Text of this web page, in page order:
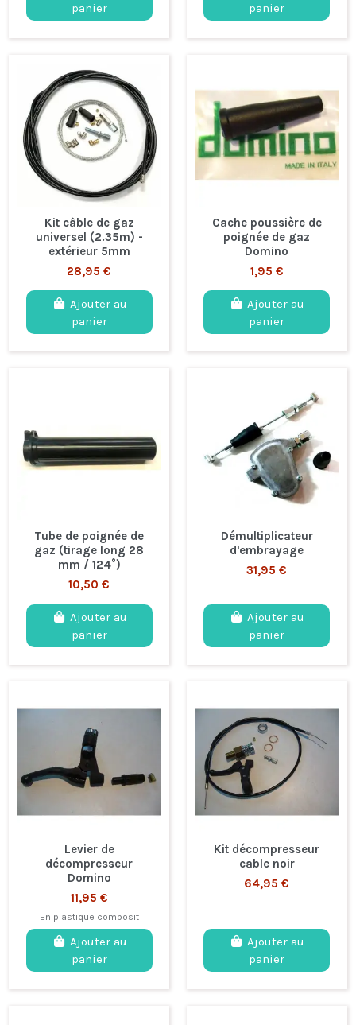
panier
panier
Kit câble de gaz
universel (2.35m) -
extérieur 5mm
28,95 €
Ajouter au
panier
Cache poussière de
poignée de gaz
Domino
1,95 €
Ajouter au
panier
Tube de poignée de
gaz (tirage long 28
mm / 124°)
10,50 €
Ajouter au
panier
Démultiplicateur
d'embrayage
31,95 €
Ajouter au
panier
Levier de
décompresseur
Domino
11,95 €
En plastique composit
Ajouter au
panier
Kit décompresseur
cable noir
64,95 €
Ajouter au
panier